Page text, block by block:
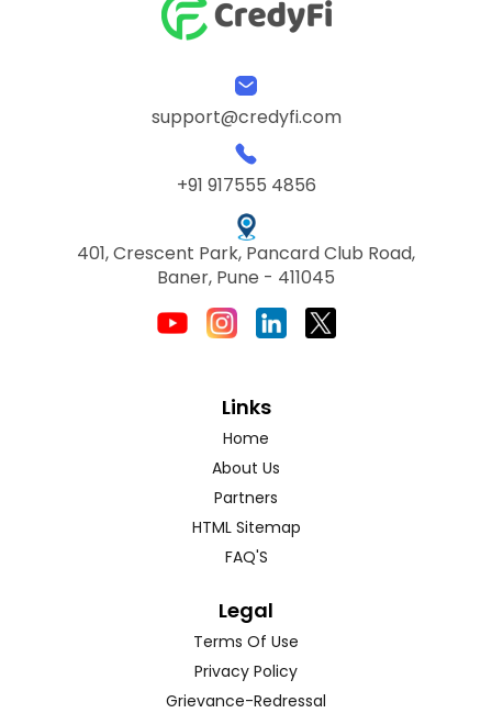
support@credyfi.com
+91 917555 4856
401, Crescent Park, Pancard Club Road,
Baner, Pune - 411045
Links
Home
About Us
Partners
HTML Sitemap
FAQ'S
Legal
Terms Of Use
Privacy Policy
Grievance-Redressal